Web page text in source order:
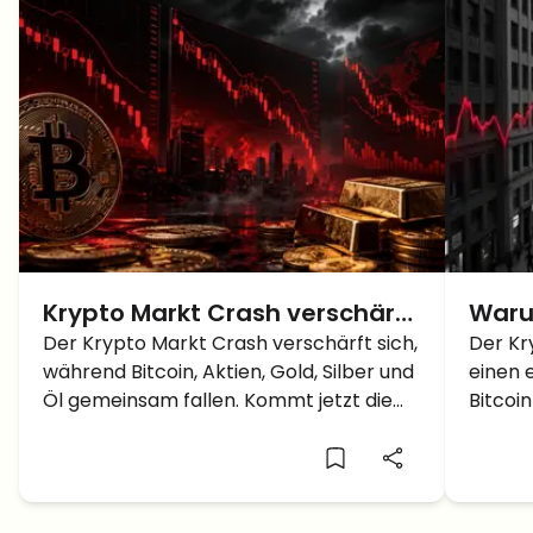
Krypto Markt Crash verschärft
sich, während Aktien, Gold und
Bitcoin gemeinsam fallen
Der Krypto Markt Crash verschärft sich,
während Bitcoin, Aktien, Gold, Silber und
Öl gemeinsam fallen. Kommt jetzt die
Der
einen